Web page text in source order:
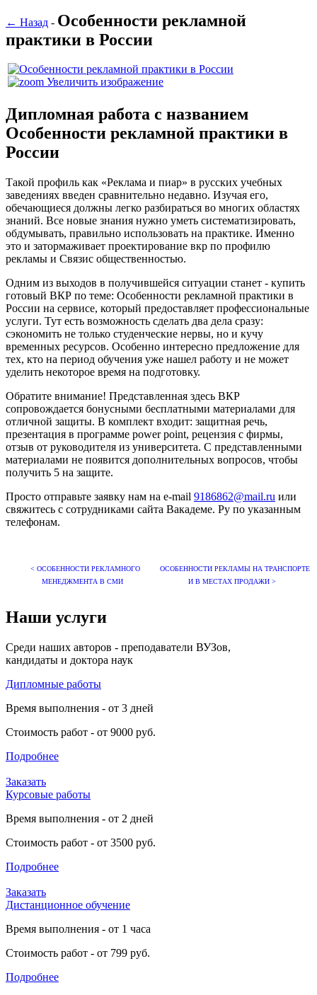
← Назад - Особенности рекламной
практики в России
Увеличить изображение
Дипломная работа с названием
Особенности рекламной практики в
России
Такой профиль как «Реклама и пиар» в русских учебных
заведениях введен сравнительно недавно. Изучая его,
обечающиеся должны легко разбираться во многих областях
знаний. Все новые знания нужно уметь систематизировать,
обдумывать, правильно использовать на практике. Именно
это и затормаживает проектирование вкр по профилю
рекламы и Связис общественностью.
Одним из выходов в получившейся ситуации станет - купить
готовый ВКР по теме: Особенности рекламной практики в
России на сервисе, который предоставляет профессиональные
услуги. Тут есть возможность сделать два дела сразу:
сэкономить не только студенческие нервы, но и кучу
временных ресурсов. Особенно интересно предложение для
тех, кто на период обучения уже нашел работу и не может
уделить некоторое время на подготовку.
Обратите внимание! Представленная здесь ВКР
сопровождается бонусными бесплатными материалами для
отличной защиты. В комплект входит: защитная речь,
презентация в программе power point, рецензия с фирмы,
отзыв от руководителя из университета. С представленными
материалами не появится дополнительных вопросов, чтобы
получить 5 на защите.
Просто отправьте заявку нам на e-mail 9186862@mail.ru или
свяжитесь с сотрудниками сайта Вакадеме. Ру по указанным
телефонам.
< ОСОБЕННОСТИ РЕКЛАМНОГО
МЕНЕДЖМЕНТА В СМИ
ОСОБЕННОСТИ РЕКЛАМЫ НА ТРАНСПОРТЕ
И В МЕСТАХ ПРОДАЖИ >
Наши услуги
Среди наших авторов - преподаватели ВУЗов,
кандидаты и доктора наук
Дипломные работы
Время выполнения - от 3 дней
Стоимость работ - от 9000 руб.
Подробнее
Заказать
Курсовые работы
Время выполнения - от 2 дней
Стоимость работ - от 3500 руб.
Подробнее
Заказать
Дистанционное обучение
Время выполнения - от 1 часа
Стоимость работ - от 799 руб.
Подробнее